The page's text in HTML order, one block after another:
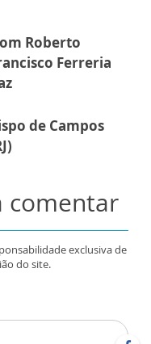
Roberto
Ferreria
de Campos
comentar
exclusiva de
do site.